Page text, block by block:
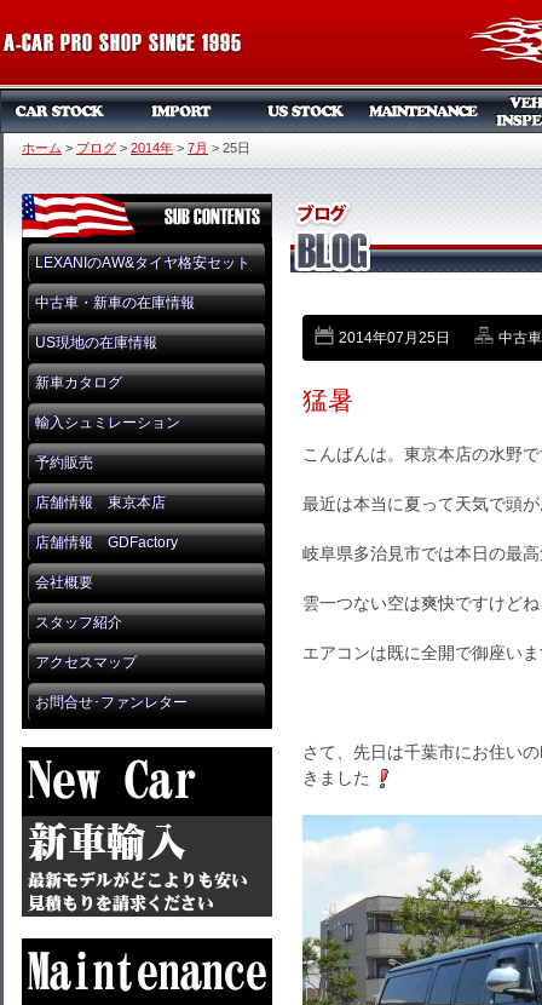
ホーム > ブログ > 2014年 > 7月 > 25日
LEXANIのAW&タイヤ格安セット
中古車・新車の在庫情報
US現地の在庫情報
新車カタログ
輸入シュミレーション
予約販売
店舗情報 東京本店
店舗情報 GDFactory
会社概要
スタッフ紹介
アクセスマップ
お問合せ･ファンレター
2014年07月25日 中古
猛暑
こんばんは。東京本店の水野
最近は本当に夏って天気で頭
岐阜県多治見市では本日の最
雲一つない空は爽快ですけどね
エアコンは既に全開で御座い
さて、先日は千葉市にお住い
きました